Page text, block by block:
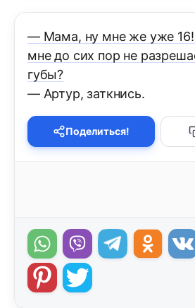
— Мама, ну мне же уже
мне до сих пор не
губы?
— Артур, заткнись.
Поделиться!